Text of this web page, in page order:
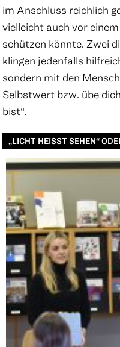
im Anschluss reichlich
vielleicht auch vor
schützen könnte. Zwei
klingen jedenfalls
sondern mit den
Selbstwert bzw. übe
bist“.
„LICHT HEISST SEHEN“